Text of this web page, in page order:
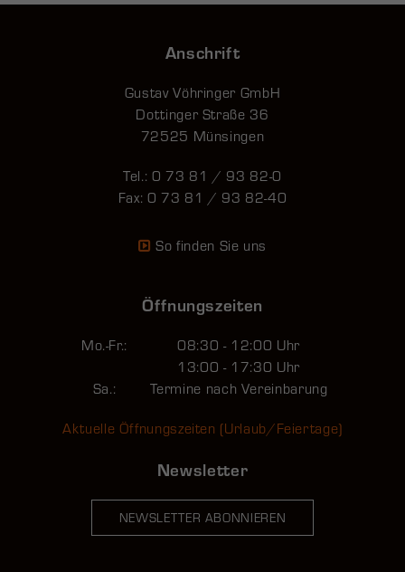
Anschrift
Gustav Vöhringer GmbH
Dottinger Straße 36
72525 Münsingen
Tel.: 0 73 81 / 93 82-0
Fax: 0 73 81 / 93 82-40
So finden Sie uns
Öffnungszeiten
Mo.-Fr.:
08:30 - 12:00 Uhr
13:00 - 17:30 Uhr
Sa.:
Termine nach Vereinbarung
Aktuelle Öffnungszeiten (Urlaub/Feiertage)
Newsletter
NEWSLETTER ABONNIEREN